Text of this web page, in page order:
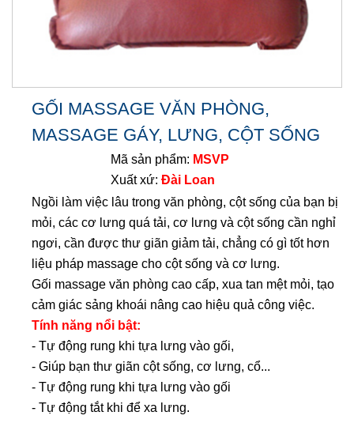
GỐI MASSAGE VĂN PHÒNG,
MASSAGE GÁY, LƯNG, CỘT SỐNG
Mã sản phẩm: MSVP
Xuất xứ: Đài Loan
Ngồi làm việc lâu trong văn phòng, cột sống của bạn bị
mỏi, các cơ lưng quá tải, cơ lưng và cột sống cần nghỉ
ngơi, cần được thư giãn giảm tải, chẳng có gì tốt hơn
liệu pháp massage cho cột sống và cơ lưng.
Gối massage văn phòng cao cấp, xua tan mệt mỏi, tạo
cảm giác sảng khoái nâng cao hiệu quả công việc.
Tính năng nổi bật:
- Tự động rung khi tựa lưng vào gối,
- Giúp bạn thư giãn cột sống, cơ lưng, cổ...
- Tự động rung khi tựa lưng vào gối
- Tự động tắt khi để xa lưng.